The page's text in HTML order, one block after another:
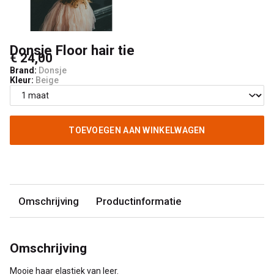
Donsje Floor hair tie
€ 24,00
Brand: Donsje
Kleur: Beige
TOEVOEGEN AAN WINKELWAGEN
Omschrijving Productinformatie
Omschrijving
Mooie haar elastiek van leer.